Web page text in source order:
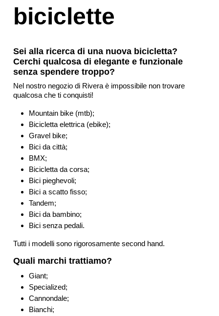
biciclette
Sei alla ricerca di una nuova bicicletta?
Cerchi qualcosa di elegante e funzionale
senza spendere troppo?
Nel nostro negozio di Rivera è impossibile non trovare
qualcosa che ti conquisti!
Mountain bike (mtb);
Bicicletta elettrica (ebike);
Gravel bike;
Bici da città;
BMX;
Bicicletta da corsa;
Bici pieghevoli;
Bici a scatto fisso;
Tandem;
Bici da bambino;
Bici senza pedali.
Tutti i modelli sono rigorosamente second hand.
Quali marchi trattiamo?
Giant;
Specialized;
Cannondale;
Bianchi;